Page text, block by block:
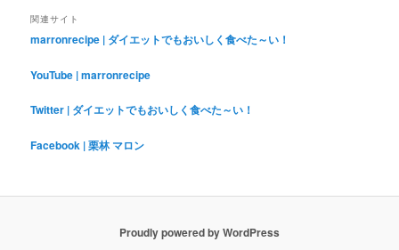
関連サイト
marronrecipe | ダイエットでもおいしく食べた～い！
YouTube | marronrecipe
Twitter | ダイエットでもおいしく食べた～い！
Facebook | 栗林 マロン
Proudly powered by WordPress